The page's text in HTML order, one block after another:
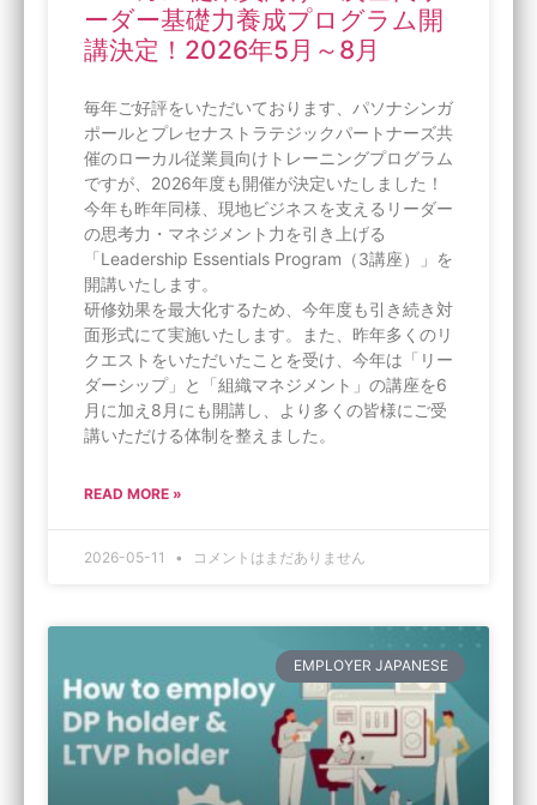
ーダー基礎力養成プログラム開
講決定！2026年5月～8月
毎年ご好評をいただいております、パソナシンガ
ポールとプレセナストラテジックパートナーズ共
催のローカル従業員向けトレーニングプログラム
ですが、2026年度も開催が決定いたしました！
今年も昨年同様、現地ビジネスを支えるリーダー
の思考力・マネジメント力を引き上げる
「Leadership Essentials Program（3講座）」を
開講いたします。
研修効果を最大化するため、今年度も引き続き対
面形式にて実施いたします。また、昨年多くのリ
クエストをいただいたことを受け、今年は「リー
ダーシップ」と「組織マネジメント」の講座を6
月に加え8月にも開講し、より多くの皆様にご受
講いただける体制を整えました。
READ MORE »
2026-05-11 コメントはまだありません
EMPLOYER JAPANESE